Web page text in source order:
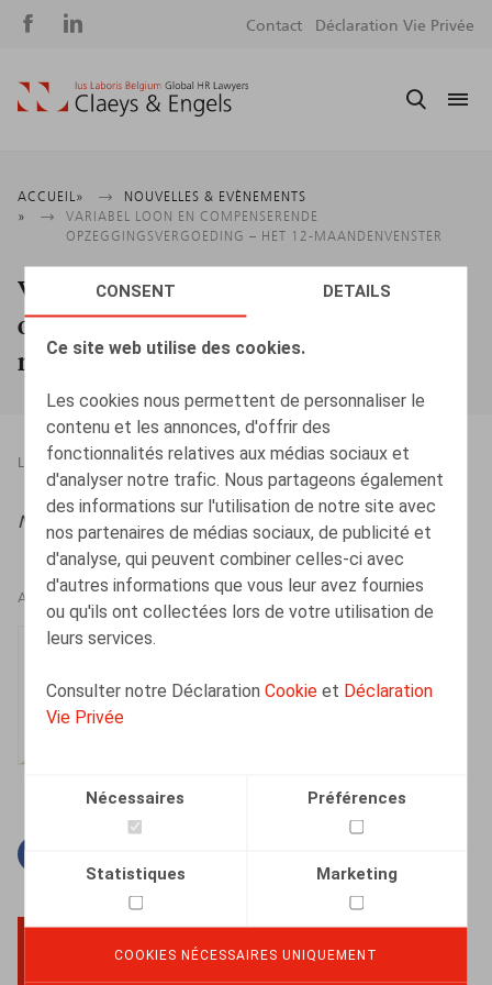
CONSENT DETAILS
Ce site web utilise des cookies.
Les cookies nous permettent de personnaliser le
contenu et les annonces, d'offrir des
fonctionnalités relatives aux médias sociaux et
d'analyser notre trafic. Nous partageons également
des informations sur l'utilisation de notre site avec
nos partenaires de médias sociaux, de publicité et
d'analyse, qui peuvent combiner celles-ci avec
d'autres informations que vous leur avez fournies
ou qu'ils ont collectées lors de votre utilisation de
leurs services.
Consulter notre DéclarationCookie et Déclaration
Vie Privée
Nécessaires Préférences
Statistiques Marketing
COOKIES NÉCESSAIRES UNIQUEMENT
Social
Contact Déclaration Vie Privée
Fil
d'Ariane
ACCUEIL
NOUVELLES & EVÈNEMENTS
VARIABEL LOON EN COMPENSERENDE
OPZEGGINGSVERGOEDING – HET 12-MAANDENVENSTER
Variabel loon en compenserende
opzeggingsvergoeding – het 12-
maandenvenster
LEGAL MAGAZINES 02.12.2024
Nieuwsbrief Ontslag , 2024, afl. 5, pp. 1 – 8
AUTEURS